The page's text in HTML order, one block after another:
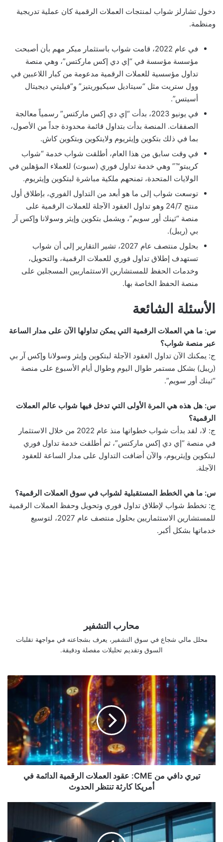
دخول تشارلز شواب لمنتجات العملات الرقمية كان عملية تدريجية
ومنظمة.
في عام 2022، قامت شواب باستثمار مبكر مهم بأن أصبحت
مؤسسة مؤسسة في “إي دي إكس ماركتس”، وهي منصة
تداول مؤسسية للعملات الرقمية مدعومة من كبار اللاعبين في
وول ستريت مثل “سيتاديل سيكيوريتيز” و”فيليتي ديجيتال
أسيتس”.
في يونيو 2023، بدأت “إي دي إكس ماركتس” رسمياً معالجة
الصفقات. المنصة بدأت بتداول قائمة محدودة جداً من الأصول،
بما في ذلك بتكوين وإيثريوم ولايتكوين وبتكوين كاش.
في وقت سابق من هذا العام، أطلقت شواب خدمة “شواب
كريبتو™” وهي خدمة تداول فوري (سبوت) للعملاء المؤهلين في
الولايات المتحدة، تمنحهم ملكية مباشرة لبتكوين وإيثريوم.
توسعت شواب إلى ما هو أبعد من التداول الفوري، بإطلاق أول
منتج 24/7 وهو تداول العقود الآجلة للعملات الرقمية على
منصة “ثينك أور سويم”، ويشمل بتكوين وإيثر وسولانا وإكس آر
بي (ريبل).
بحلول منتصف عام 2027، تشير التقارير إلى أن شواب
تستهدف إطلاق تداول فوري للعملات الرقمية، والتحويل،
وخدمات الحفظ للمستشارين الاستثماريين المسجلين على
منصة الحفظ الخاصة بها.
الأسئلة الشائعة
س: ما هي العملات الرقمية التي يمكن تداولها الآن على مدار الساعة
عبر منصة شواب؟
ج: يمكنك الآن تداول العقود الآجلة لبتكوين وإيثر وسولانا وإكس آر بي
(ريبل) بشكل مستمر طوال اليوم وطوال أيام الأسبوع على منصة
“ثينك أور سويم”.
س: هل هذه هي المرة الأولى التي تدخل فيها شواب عالم العملات
الرقمية؟
ج: لا، لقد بدأت شواب خطواتها منذ عام 2022 من خلال الاستثمار
في منصة “إي دي إكس ماركتس”، ثم أطلقت خدمة تداول فوري
لبتكوين وإيثريوم، والآن أضافت التداول على مدار الساعة للعقود
الآجلة.
س: ما هي الخطط المستقبلية لشواب في سوق العملات الرقمية؟
ج: تخطط شواب لإطلاق تداول فوري وتحويل وحفظ العملات الرقمية
للمستشارين الاستثماريين بحلول منتصف عام 2027، لتوسيع
خدماتها بشكل أكبر.
محارب التشفير
محلل مالي شجاع في سوق التشفير، يعرف بشجاعته في مواجهة تقلبات
السوق وتقديم تحليلات مفصلة ودقيقة.
تيري
دافي
من
عقود
العملات
الرقمية
الدائمة
في
أمريكا
الحدوث
تيري دافي من CME: عقود العملات الرقمية الدائمة في
أمريكا كارثة تنتظر الحدوث
عنوان
مترجم:
الجنوبية